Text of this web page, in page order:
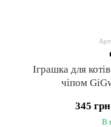
Іграшка для
чіпом
345 грн
В